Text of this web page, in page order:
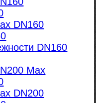
DN160
DN160
Max
DN200